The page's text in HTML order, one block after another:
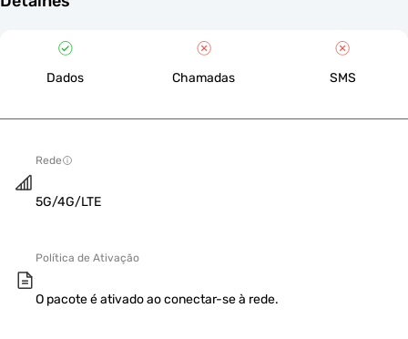
Dados Chamadas SMS
Rede
5G/4G/LTE
Política de Ativação
O pacote é ativado ao conectar-se à rede.